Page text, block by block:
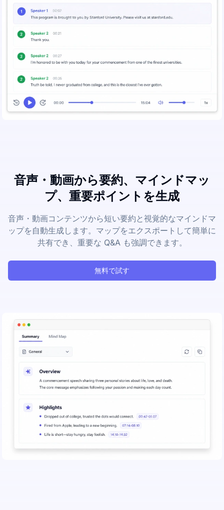
音声・動画から要約、マインドマッ
プ、重要ポイントを生成
音声・動画コンテンツから短い要約と視覚的なマインドマ
ップを自動生成します。マップをエクスポートして簡単に
共有でき、重要な Q&A も強調できます。
無料で試す